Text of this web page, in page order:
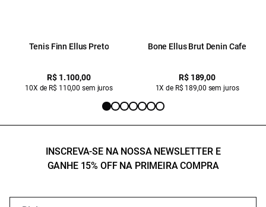
Tenis Finn Ellus Preto
R$ 1.100,00
10X de R$ 110,00 sem juros
Bone Ellus Brut Denin Cafe
R$ 189,00
1X de R$ 189,00 sem juros
INSCREVA-SE NA NOSSA NEWSLETTER E
GANHE 15% OFF NA PRIMEIRA COMPRA